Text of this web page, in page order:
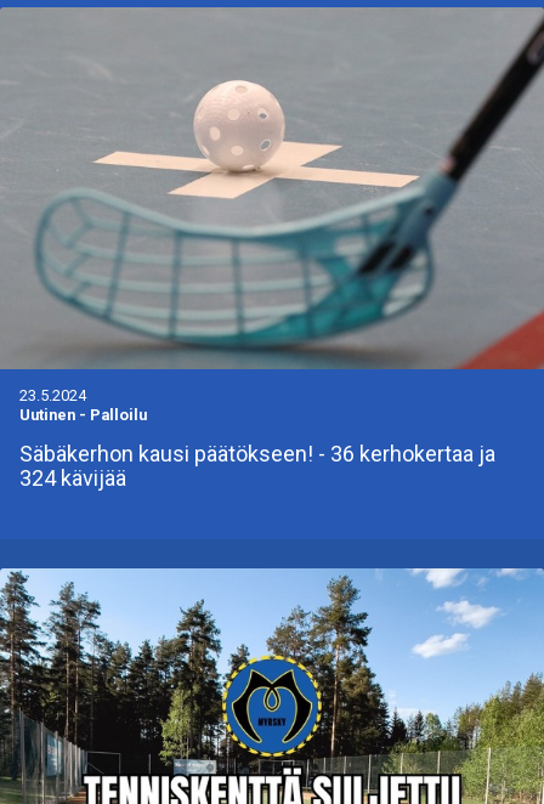
23.5.2024
Uutinen - Palloilu
Säbäkerhon kausi päätökseen! - 36 kerhokertaa ja
324 kävijää